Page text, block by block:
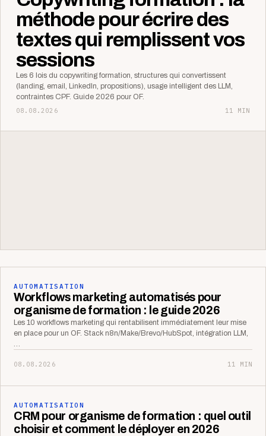
méthode pour écrire des
textes qui remplissent vos
sessions
Les 6 lois du copywriting formation, structures qui convertissent
(landing, email, LinkedIn, propositions), usage intelligent des LLM,
contraintes CPF. Guide 2026 pour OF.
08.08.2026
11 MIN
AUTOMATISATION
Workflows marketing automatisés pour
organisme de formation : le guide 2026
Les 10 workflows marketing qui rentabilisent immédiatement leur mise
en place pour un OF. Stack n8n/Make/Brevo/HubSpot, intégration LLM,
08.08.2026 11 MIN
AUTOMATISATION
CRM pour organisme de formation : quel outil
choisir et comment le déployer en 2026